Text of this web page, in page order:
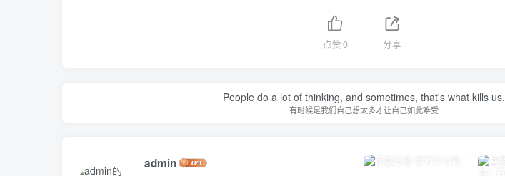
点赞0 分享
People do a lot of thinking, and sometimes, that's what kills us.
有时候是我们自己想太多才让自己如此难受
admin